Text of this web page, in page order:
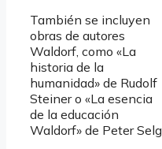
También se incluyen
obras de autores
Waldorf, como «La
historia de la
humanidad» de Rudolf
Steiner o «La esencia
de la educación
Waldorf» de Peter Selg.